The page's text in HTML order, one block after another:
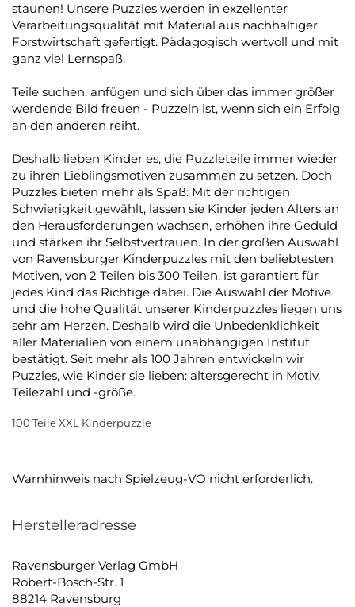
staunen! Unsere Puzzles werden in exzellenter
Verarbeitungsqualität mit Material aus nachhaltiger
Forstwirtschaft gefertigt. Pädagogisch wertvoll und mit
ganz viel Lernspaß.
Teile suchen, anfügen und sich über das immer größer
werdende Bild freuen - Puzzeln ist, wenn sich ein Erfolg
an den anderen reiht.
Deshalb lieben Kinder es, die Puzzleteile immer wieder
zu ihren Lieblingsmotiven zusammen zu setzen. Doch
Puzzles bieten mehr als Spaß: Mit der richtigen
Schwierigkeit gewählt, lassen sie Kinder jeden Alters an
den Herausforderungen wachsen, erhöhen ihre Geduld
und stärken ihr Selbstvertrauen. In der großen Auswahl
von Ravensburger Kinderpuzzles mit den beliebtesten
Motiven, von 2 Teilen bis 300 Teilen, ist garantiert für
jedes Kind das Richtige dabei. Die Auswahl der Motive
und die hohe Qualität unserer Kinderpuzzles liegen uns
sehr am Herzen. Deshalb wird die Unbedenklichkeit
aller Materialien von einem unabhängigen Institut
bestätigt. Seit mehr als 100 Jahren entwickeln wir
Puzzles, wie Kinder sie lieben: altersgerecht in Motiv,
Teilezahl und -größe.
100 Teile XXL Kinderpuzzle
Warnhinweis nach Spielzeug-VO nicht erforderlich.
Herstelleradresse
Ravensburger Verlag GmbH
Robert-Bosch-Str. 1
88214 Ravensburg